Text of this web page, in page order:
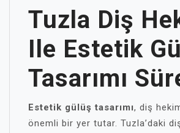
Tuzla Diş
Ile Estetik
Tasarımı
Estetik gülüş tasarımı, diş
önemli bir yer tutar. Tuzla’daki